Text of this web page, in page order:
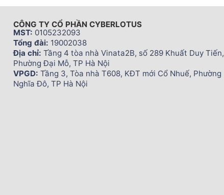
CÔNG TY CỔ PHẦN CYBERLOTUS
MST: 0105232093
Tổng đài: 19002038
Địa chỉ: Tầng 4 tòa nhà Vinata2B, số 289 Khuất Duy Tiến,
Phường Đại Mỗ, TP Hà Nội
VPGD: Tầng 3, Tòa nhà T608, KĐT mới Cổ Nhuế, Phường
Nghĩa Đô, TP Hà Nội